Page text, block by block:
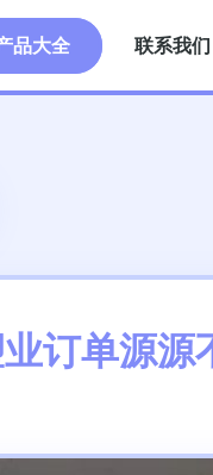
品大全 联系我们
订单源源